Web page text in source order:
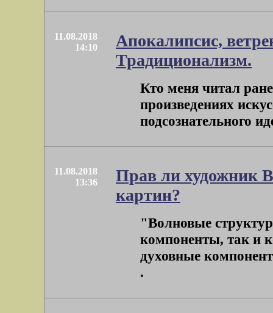
11.08.2018
14:10
Апокалипсис,
Традиционализм.
Кто меня читал
произведениях
подсознательного
11.08.2018
13:36
Прав ли художник
картин?
"Волновые
компоненты, так и
духовные
.